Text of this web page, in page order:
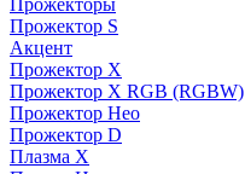
Прожекторы
Прожектор S
Акцент
Прожектор X
Прожектор Х RGB (RGBW)
Прожектор Нео
Прожектор D
Плазма X